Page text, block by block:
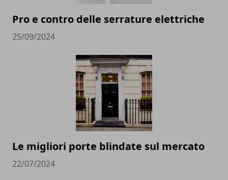
Pro e contro delle serrature elettriche
25/09/2024
Le migliori porte blindate sul mercato
22/07/2024